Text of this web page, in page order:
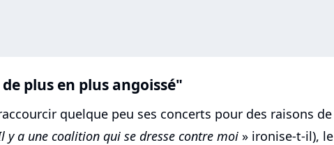
de plus en plus angoissé"
quelque peu ses concerts pour des raisons de
y a une coalition qui se dresse contre moi » ironise-t-il), le